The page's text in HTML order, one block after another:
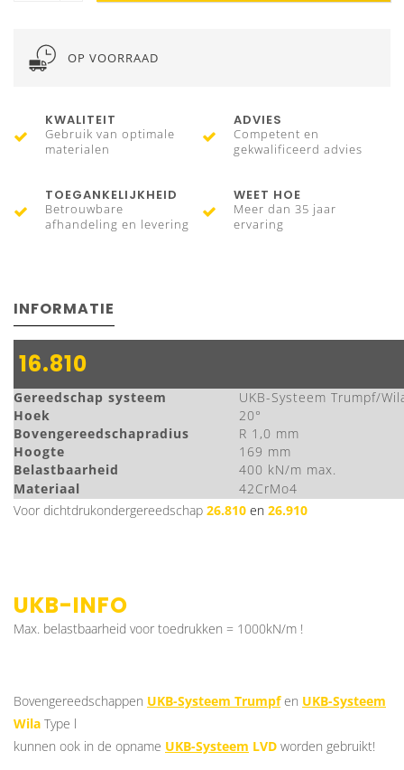
OP VOORRAAD
KWALITEIT
Gebruik van optimale
materialen
ADVIES
Competent en
gekwalificeerd advies
TOEGANKELIJKHEID
Betrouwbare
afhandeling en levering
WEET HOE
Meer dan 35 jaar
ervaring
INFORMATIE
16.810
Gereedschap systeem
UKB-Systeem Trumpf/
Hoek
20°
Bovengereedschapradius
R 1,0 mm
Hoogte
169 mm
Belastbaarheid
400 kN/m max.
Materiaal
42CrMo4
Voor dichtdrukondergereedschap 26.810 en 26.910
UKB-INFO
Max. belastbaarheid voor toedrukken = 1000kN/m !
Bovengereedschappen UKB-Systeem Trumpfen UKB-Systeem
Wila Type l
kunnen ook in de opname UKB-Systeem LVD worden gebruikt!